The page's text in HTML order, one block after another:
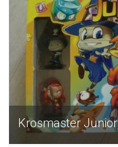
Krosmaster Junior